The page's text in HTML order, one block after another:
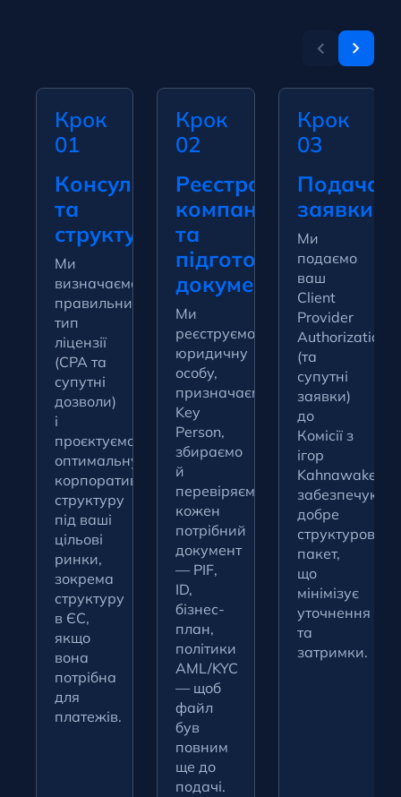
Крок
01
Консультація
та
структурування
Ми
визначаємо
правильний
тип
ліцензії
(CPA та
супутні
дозволи)
і
проєктуємо
оптимальну
корпоративну
структуру
під ваші
цільові
ринки,
зокрема
структуру
в ЄС,
якщо
вона
потрібна
для
платежів.
Крок
02
Реєстрація
компанії
та
підготовка
документів
Ми
реєструємо
юридичну
особу,
призначаємо
Key
Person,
збираємо
й
перевіряємо
кожен
потрібний
документ
— PIF,
ID,
бізнес-
план,
політики
AML/KYC
— щоб
файл
був
повним
ще до
подачі.
Крок
03
Подача
заявки
Ми
подаємо
ваш
Client
Provider
Authorization
(та
супутні
заявки)
до
Комісії з
ігор
Kahnawake,
забезпечуючи
добре
пакет,
що
мінімізує
уточнення
та
затримки.